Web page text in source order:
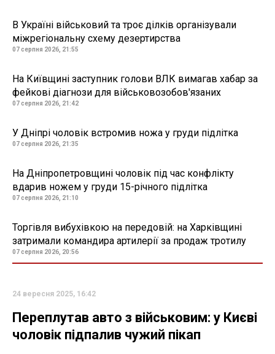
В Україні військовий та троє ділків організували
міжрегіональну схему дезертирства
07 серпня 2026, 21:55
На Київщині заступник голови ВЛК вимагав хабар за
фейкові діагнози для військовозобов'язаних
07 серпня 2026, 21:42
У Дніпрі чоловік встромив ножа у груди підлітка
07 серпня 2026, 21:35
На Дніпропетровщині чоловік під час конфлікту
вдарив ножем у груди 15-річного підлітка
07 серпня 2026, 21:10
Торгівля вибухівкою на передовій: на Харківщині
затримали командира артилерії за продаж тротилу
07 серпня 2026, 20:56
24 вересня 2025, 16:42
Переплутав авто з військовим: у Києві
чоловік підпалив чужий пікап